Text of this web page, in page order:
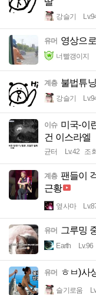
강슬기
유머 영상으
너빨갱이지
계층 불법튜
강슬기
이슈 미국-이
건 이스라엘
균터 Lv.42 조
계층 팬들이
근황
옆사마
유머 그루밍
Earth Lv.96
유머 ㅎㅂ)사
슬기로움